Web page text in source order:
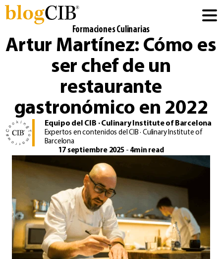
Formaciones Culinarias
Artur Martínez: Cómo es
ser chef de un
restaurante
gastronómico en 2022
Equipo del CIB · Culinary Institute of Barcelona
Expertos en contenidos del CIB · Culinary Institute of
Barcelona
17 septiembre 2025 - 4min read